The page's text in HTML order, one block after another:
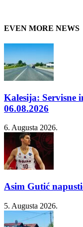
EVEN MORE NEWS
Kalesija: Servisne
06.08.2026
6. Augusta 2026.
Asim Gutić
5. Augusta 2026.